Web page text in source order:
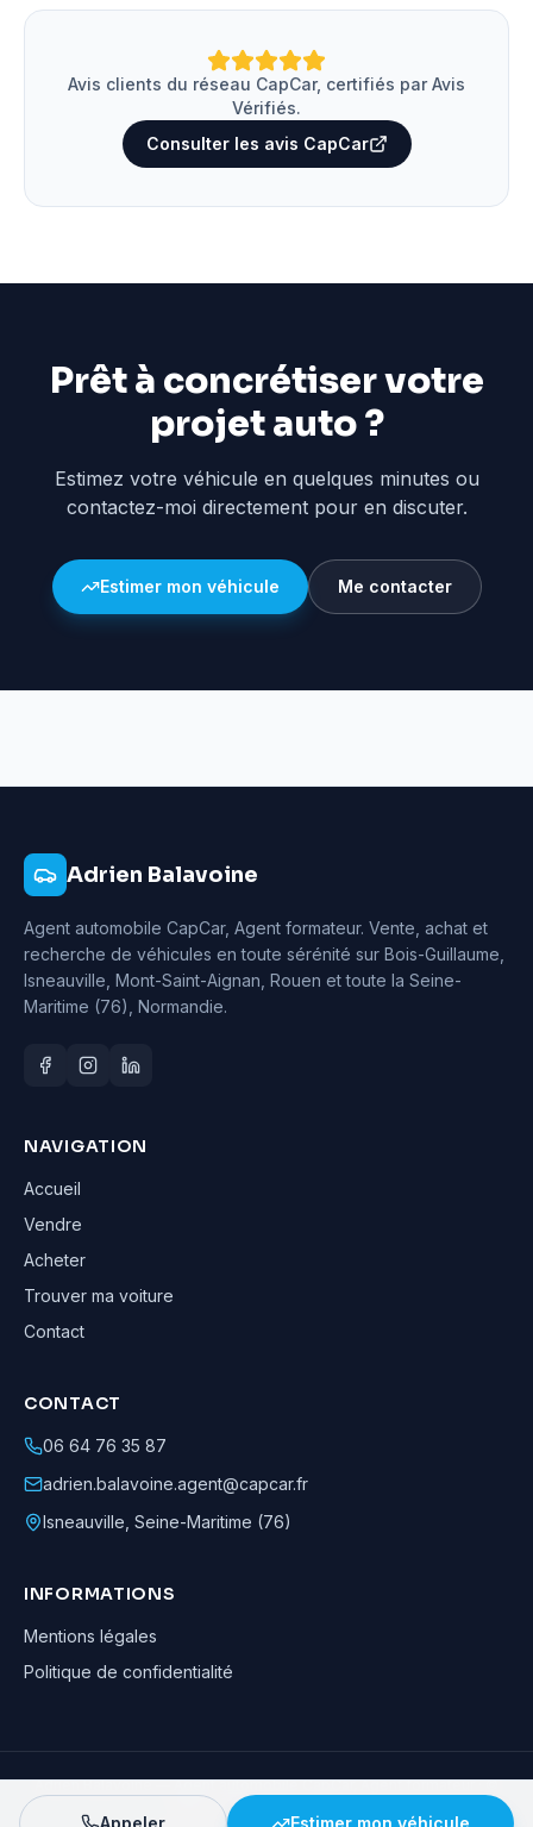
Avis clients du réseau CapCar, certifiés par Avis
Vérifiés.
Consulter les avis CapCar
Prêt à concrétiser votre
projet auto ?
Estimez votre véhicule en quelques minutes ou
contactez-moi directement pour en discuter.
Estimer mon véhicule Me contacter
Adrien Balavoine
Agent automobile CapCar, Agent formateur. Vente, achat et
recherche de véhicules en toute sérénité sur Bois-Guillaume,
Isneauville, Mont-Saint-Aignan, Rouen et toute la Seine-
Maritime (76), Normandie.
NAVIGATION
Accueil
Vendre
Acheter
Trouver ma voiture
Contact
CONTACT
06 64 76 35 87
adrien.balavoine.agent@capcar.fr
Isneauville Seine-Maritime (76)
INFORMATIONS
Mentions légales
Politique de confidentialité
Adrien Balavoine—Agent automobile CapCar, Agent formateur· ©
· Tous droits réservés
Appeler Estimer mon véhicule